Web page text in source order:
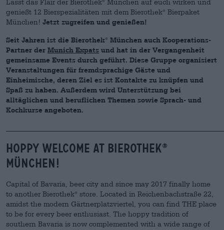
genießt 12 Bierspezialitäten mit dem Bierothek®
Bierpaket
München! Jetzt zugreifen und genießen!
Seit Jahren ist die Bierothek ® München auch Kooperations-
Partner der Munich Expats und hat in der Vergangenheit
gemeinsame Events durch geführt. Diese Gruppe organisiert
Veranstaltungen für fremdsprachige Gäste und
Einheimische, deren Ziel es ist Kontakte zu knüpfen und
Spaß zu haben. Außerdem wird Unterstützung bei
alltäglichen und beruflichen Themen sowie Sprach- und
Kochkurse angeboten.
Hoppy welcome at Bierothek®
München!
Capital of Bavaria, beer city and since may 2017 finally home
to another Bierothek®
store. Located in Reichenbachstraße 22,
amidst the modern Gärtnerplatzviertel, you can find THE place
to be for every beer enthusiast. The hoppy tradition of
southern Bavaria is now complemented with a wide range of